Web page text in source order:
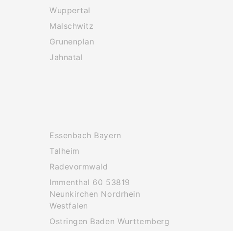
Wuppertal
Malschwitz
Grunenplan
Jahnatal
Essenbach Bayern
Talheim
Radevormwald
Immenthal 60 53819
Neunkirchen Nordrhein
Westfalen
Ostringen Baden Wurttemberg